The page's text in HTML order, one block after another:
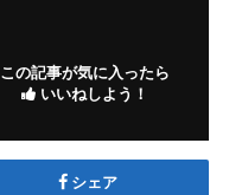
この記事が気に入ったら
いいねしよう！
シェア